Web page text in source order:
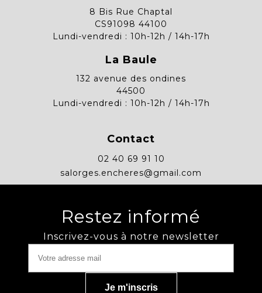
8 Bis Rue Chaptal
CS91098 44100
Lundi-vendredi : 10h-12h / 14h-17h
La Baule
132 avenue des ondines
44500
Lundi-vendredi : 10h-12h / 14h-17h
Contact
02 40 69 91 10
salorges.encheres@gmail.com
Restez informé
Inscrivez-vous à notre newsletter